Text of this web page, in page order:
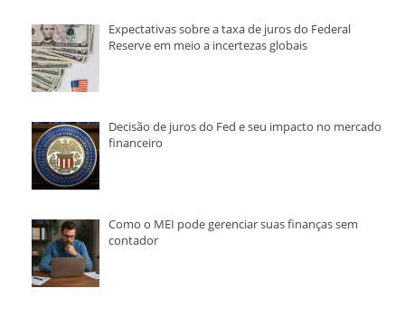
Expectativas sobre a taxa de juros do Federal
Reserve em meio a incertezas globais
Decisão de juros do Fed e seu impacto no mercado
financeiro
Como o MEI pode gerenciar suas finanças sem
contador